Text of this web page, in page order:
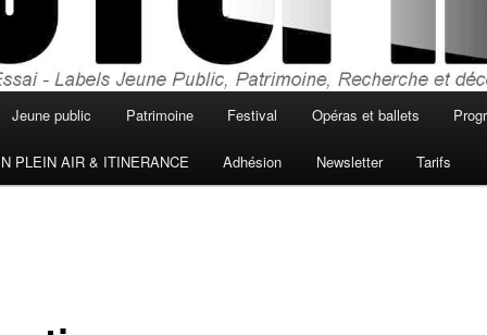
Jeune public Patrimoine Festival Opéras et ballets
PLEIN AIR & ITINERANCE Adhésion Newsletter Tarifs